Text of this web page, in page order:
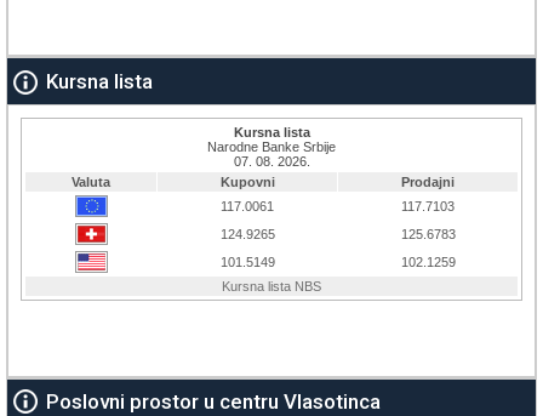
Kursna lista
Poslovni prostor u centru Vlasotinca